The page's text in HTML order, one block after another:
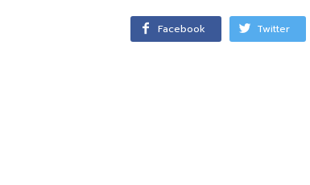
Facebook Twitter
หกรรมการบิน